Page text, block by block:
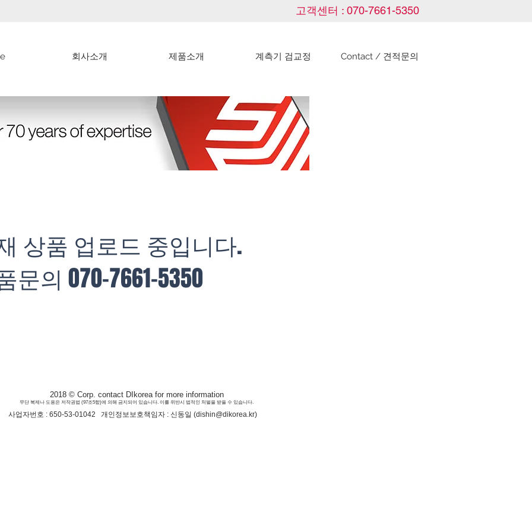
회사소개 제품소개 계측기 검교정 Contact / 견적문의
상품 업로드 중입니다.
문의 070-7661-5350
고객센터 : 070-7661-5350
2018 © Corp. contact DIkorea for more information
​무단 복제나 도용은 저작권법 (97조5항)에 의해 금지되어 있습니다. 이를 위반시 법적인 처벌을 받을 수 있습니다.
사업자번호 : 650-53-01042 개인정보보호책임자 : 신동일 (dishin@dikorea.kr)